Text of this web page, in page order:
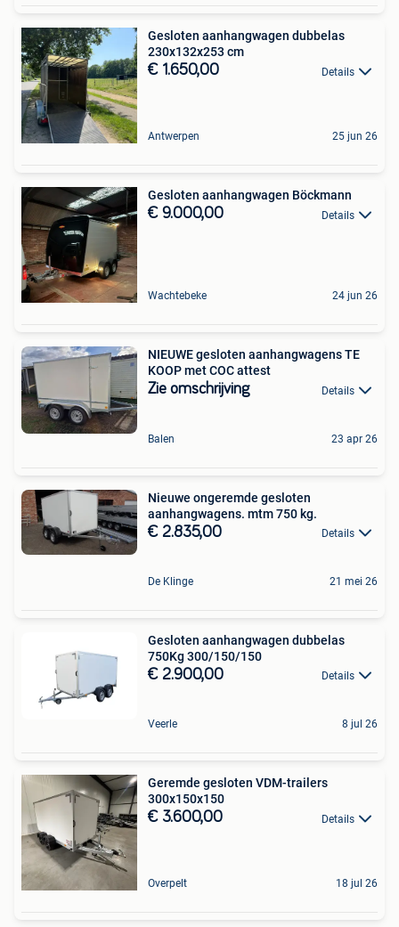
Gesloten aanhangwagen dubbelas
230x132x253 cm
€ 1.650,00 Details
Antwerpen 25 jun 26
Gesloten aanhangwagen Böckmann
€ 9.000,00 Details
Wachtebeke 24 jun 26
NIEUWE gesloten aanhangwagens TE
KOOP met COC attest
Zie omschrijving Details
Balen 23 apr 26
Nieuwe ongeremde gesloten
aanhangwagens. mtm 750 kg.
€ 2.835,00 Details
De Klinge 21 mei 26
Gesloten aanhangwagen dubbelas
750Kg 300/150/150
€ 2.900,00 Details
Veerle 8 jul 26
Geremde gesloten VDM-trailers
300x150x150
€ 3.600,00 Details
Overpelt 18 jul 26